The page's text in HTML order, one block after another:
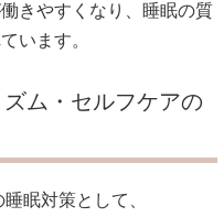
きやすくなり、睡眠の質
います。
ム・セルフケアの
眠対策として、